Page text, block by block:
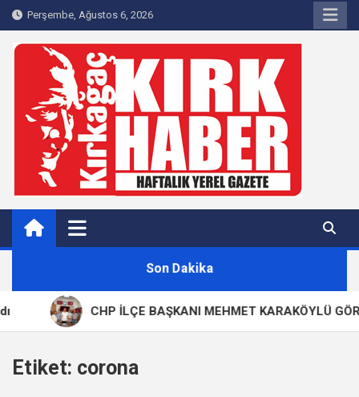
Skip
to
content
Perşembe, Ağustos 6, 2026
Kırkağaç 40Haber
Kırkağaç'ın Yerel Haber Sitesi
Son Dakika
CHP İLÇE BAŞKANI MEHMET KARAKÖYLÜ
Etiket: corona